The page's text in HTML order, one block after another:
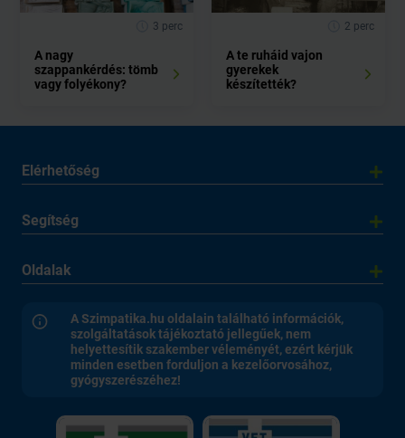
3 perc
A nagy
szappankérdés: tömb
vagy folyékony?
2 perc
A te ruháid vajon
gyerekek
készítették?
Elérhetőség
Segítség
Oldalak
A Szimpatika.hu oldalain található információk,
szolgáltatások tájékoztató jellegűek, nem
helyettesítik szakember véleményét, ezért kérjük
minden esetben forduljon a kezelőorvosához,
gyógyszerészéhez!